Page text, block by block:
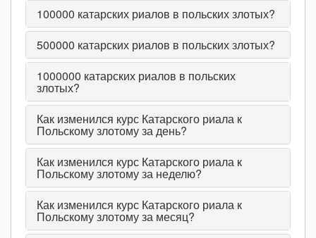
100000 катарских риалов в польских злотых?
500000 катарских риалов в польских злотых?
1000000 катарских риалов в польских
злотых?
Как изменился курс Катарского риала к
Польскому злотому за день?
Как изменился курс Катарского риала к
Польскому злотому за неделю?
Как изменился курс Катарского риала к
Польскому злотому за месяц?